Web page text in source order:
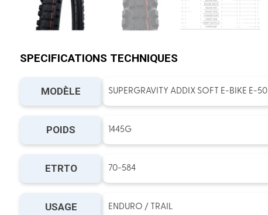
SPECIFICATIONS TECHNIQUES
MODÈLE SUPERGRAVITY ADDIX SOFT E-BIKE E-50
POIDS 1445G
ETRTO 70-584
USAGE ENDURO / TRAIL